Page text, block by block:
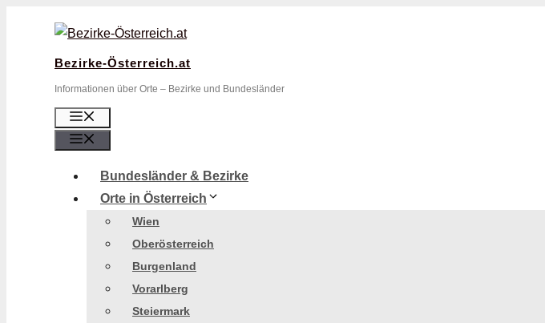
Bezirke-Österreich.at
Informationen über Orte – Bezirke und Bundesländer
Bundesländer & Bezirke
Orte in Österreich
Wien
Oberösterreich
Burgenland
Vorarlberg
Steiermark